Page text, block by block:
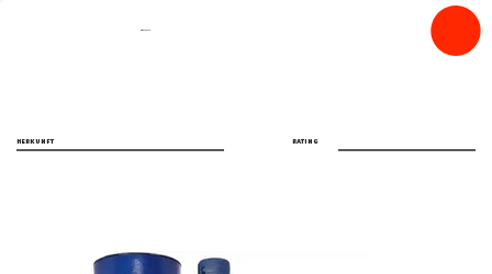
spiritfly
RATING
HERKUNFT